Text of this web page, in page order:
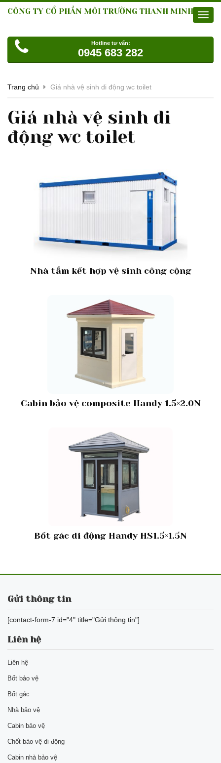
CÔNG TY CỔ PHẦN MÔI TRƯỜNG THANH MINH
Hotline tư vấn:
0945 683 282
Trang chủ Giá nhà vệ sinh di động wc toilet
Giá nhà vệ sinh di
động wc toilet
Nhà tắm kết hợp vệ sinh công cộng
Cabin bảo vệ composite Handy 1.5×2.0N
Bốt gác di động Handy HS1.5×1.5N
Gửi thông tin
[contact-form-7 id="4" title="Gửi thông tin"]
Liên hệ
Liên hệ
Bốt bảo vệ
Bốt gác
Nhà bảo vệ
Cabin bảo vệ
Chốt bảo vệ di động
Cabin nhà bảo vệ